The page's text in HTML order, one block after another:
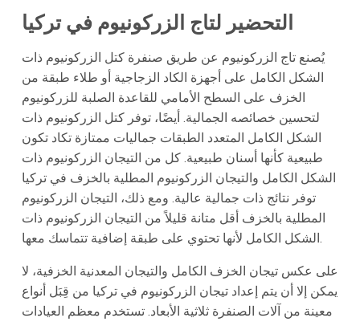
التحضير لتاج الزركونيوم في تركيا
يُصنع تاج الزركونيوم عن طريق صنفرة كتل الزركونيوم ذات
الشكل الكامل على أجهزة الكاد الزجاجية أو طلاء طبقة من
الخزف على السطح الأمامي للقاعدة الصلبة للزركونيوم
لتحسين خصائصه الجمالية. أيضًا، توفر كتل الزركونيوم ذات
الشكل الكامل المتعدد الطبقات جماليات ممتازة تكاد تكون
طبيعية كأنها أسنان طبيعية. كل من التيجان الزركونيوم ذات
الشكل الكامل والتيجان الزركونيوم المطلية بالخزف في تركيا
توفر نتائج ذات جمالية عالية. ومع ذلك، التيجان الزركونيوم
المطلية بالخزف أقل متانة قليلاً من التيجان الزركونيوم ذات
الشكل الكامل لأنها تحتوي على طبقة إضافية تتماسك معها.
على عكس تيجان الخزف الكامل والتيجان المعدنية الخزفية، لا
يمكن إلا أن يتم إعداد تيجان الزركونيوم في تركيا من قِبَل أنواع
معينة من آلات الصنفرة ثلاثية الأبعاد. تستخدم معظم العيادات